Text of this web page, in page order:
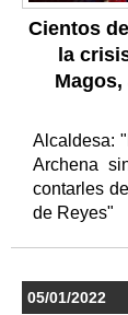
Cientos
la
Alcaldesa:
Archena
contarles
de Reyes"
05/01/2022